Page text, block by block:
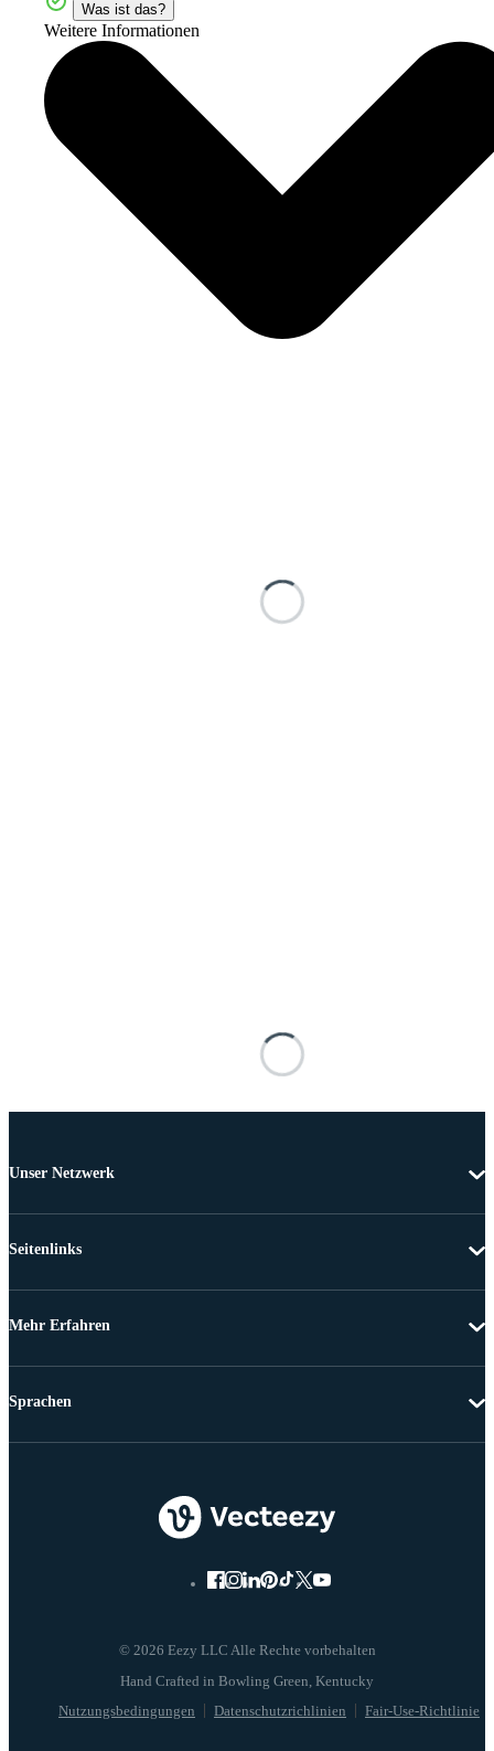
Was ist das?
Weitere Informationen
Unser Netzwerk
Seitenlinks
Mehr Erfahren
© 2026 Eezy LLC Alle Rechte vorbehalten
Nutzungsbedingungen Datenschutzrichlinien Fair-Use-Richtlinie
Sprachen